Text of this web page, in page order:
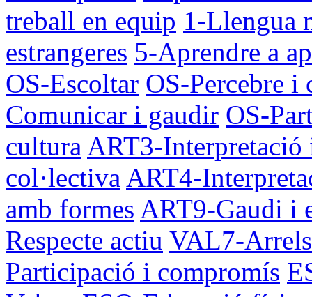
treball en equip 1-Llengua
estrangeres 5-Aprendre a
OS-Escoltar OS-Percebre i
Comunicar i gaudir OS-
cultura ART3-
col·lectiva ART4-
amb formes ART9-Gaudi i
Respecte actiu VAL7-
Participació i compromís